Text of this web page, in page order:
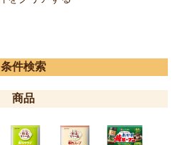
条件検索
商品